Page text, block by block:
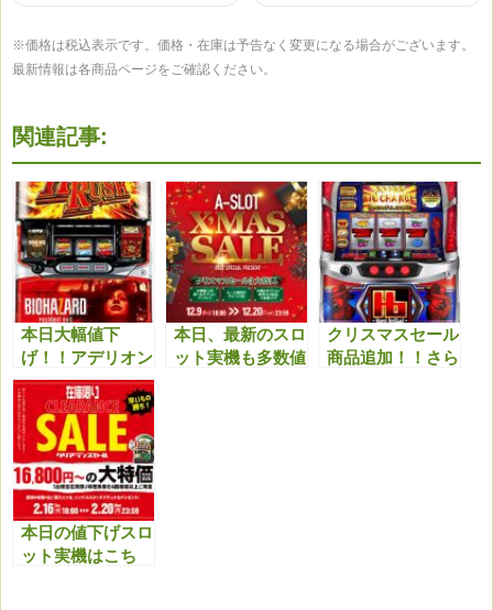
※価格は税込表示です。価格・在庫は予告なく変更になる場合がございます。
最新情報は各商品ページをご確認ください。
関連記事:
本日大幅値下
げ！！アデリオン
パチスロ バイオ
ハザード7 レジデ
ント イービルが
狙い時！！
本日、最新のスロ
ット実機も多数値
クリスマスセール
商品追加！！さら
本日の値下げスロ
ット実機はこち